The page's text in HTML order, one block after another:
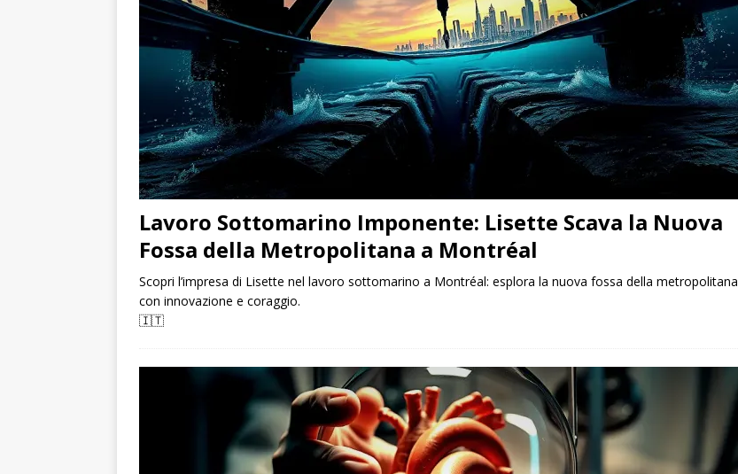
Lavoro Sottomarino Imponente: Lisette Scava la Nuova
Fossa della Metropolitana a Montréal
Scopri l’impresa di Lisette nel lavoro sottomarino a Montréal: esplora la nuova fossa della metropolitana
con innovazione e coraggio.
🇮🇹